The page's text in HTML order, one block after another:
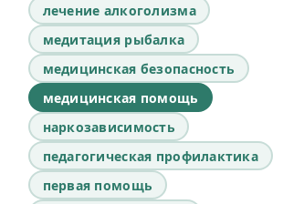
лечение алкоголизма
медитация рыбалка
медицинская безопасность
медицинская помощь
наркозависимость
педагогическая профилактика
первая помощь